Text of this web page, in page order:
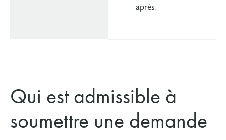
après.
Qui est admissible à
soumettre une demande